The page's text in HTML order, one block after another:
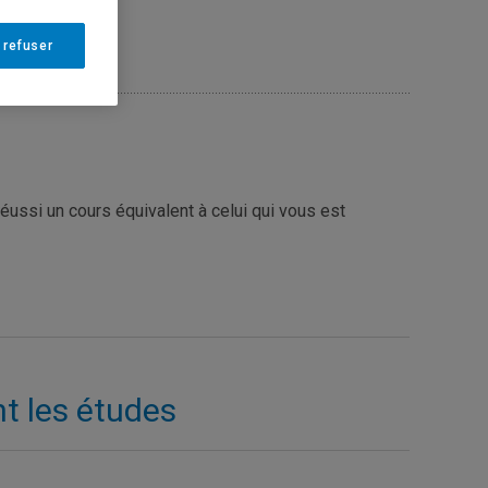
un cours équivalent à celui qui vous est
les études
refuser